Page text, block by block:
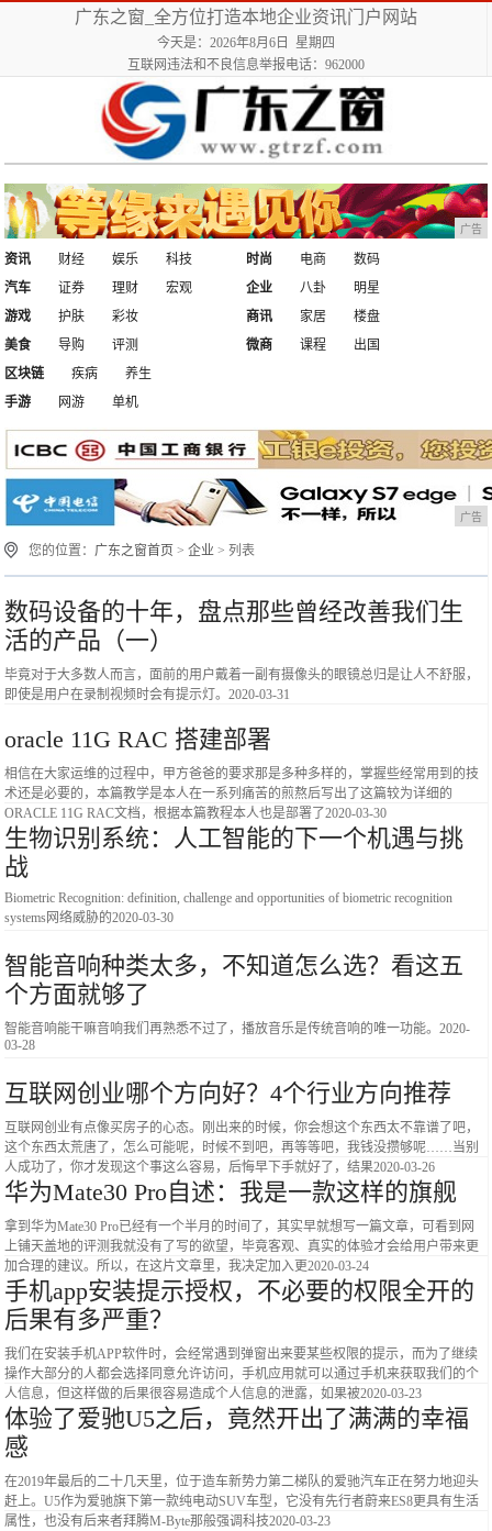
广东之窗_全方位打造本地企业资讯门户网站
今天是：2026年8月6日 星期四
互联网违法和不良信息举报电话：962000
广告
资讯 财经 娱乐
科技
汽车
证券 理财 宏观
时尚 电商
数码
企业
八卦
明星
游戏
护肤
彩妆
美食
导购 评测
商讯 家居
楼盘
微商
课程
出国
区块链
疾病
养生
手游
网游 单机
广告
您的位置： 广东之窗首页 >企业 > 列表
数码设备的十年，盘点那些曾经改善我们生
活的产品（一）
毕竟对于大多数人而言，面前的用户戴着一副有摄像头的眼镜总归是让人不舒服，
即使是用户在录制视频时会有提示灯。2020-03-31
oracle 11G RAC 搭建部署
相信在大家运维的过程中，甲方爸爸的要求那是多种多样的，掌握些经常用到的技
术还是必要的，本篇教学是本人在一系列痛苦的煎熬后写出了这篇较为详细的
ORACLE 11G RAC文档，根据本篇教程本人也是部署了2020-03-30
生物识别系统：人工智能的下一个机遇与挑
战
Biometric Recognition: definition, challenge and opportunities of biometric recognition
systems网络威胁的2020-03-30
智能音响种类太多，不知道怎么选？看这五
个方面就够了
智能音响能干嘛音响我们再熟悉不过了，播放音乐是传统音响的唯一功能。2020-
03-28
互联网创业哪个方向好？4个行业方向推荐
互联网创业有点像买房子的心态。刚出来的时候，你会想这个东西太不靠谱了吧，
这个东西太荒唐了，怎么可能呢，时候不到吧，再等等吧，我钱没攒够呢……当别
人成功了，你才发现这个事这么容易，后悔早下手就好了，结果2020-03-26
华为Mate30 Pro自述：我是一款这样的旗舰
拿到华为Mate30 Pro已经有一个半月的时间了，其实早就想写一篇文章，可看到网
上铺天盖地的评测我就没有了写的欲望，毕竟客观、真实的体验才会给用户带来更
加合理的建议。所以，在这片文章里，我决定加入更2020-03-24
手机app安装提示授权，不必要的权限全开的
后果有多严重？
我们在安装手机APP软件时，会经常遇到弹窗出来要某些权限的提示，而为了继续
操作大部分的人都会选择同意允许访问，手机应用就可以通过手机来获取我们的个
人信息，但这样做的后果很容易造成个人信息的泄露，如果被2020-03-23
体验了爱驰U5之后，竟然开出了满满的幸福
感
在2019年最后的二十几天里，位于造车新势力第二梯队的爱驰汽车正在努力地迎头
赶上。U5作为爱驰旗下第一款纯电动SUV车型，它没有先行者蔚来ES8更具有生活
属性，也没有后来者拜腾M-Byte那般强调科技2020-03-23